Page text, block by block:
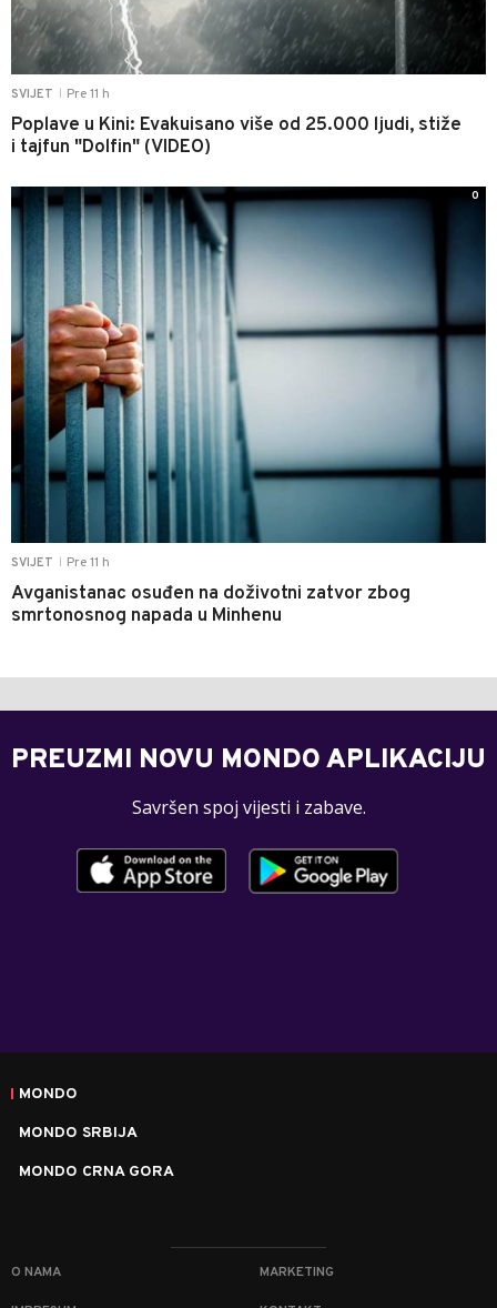
SVIJET Pre 11 h
Poplave u Kini: Evakuisano više od 25.000 ljudi, stiže
i tajfun "Dolfin" (VIDEO)
SVIJET Pre 11 h
Avganistanac osuđen na doživotni zatvor zbog
smrtonosnog napada u Minhenu
0
PREUZMI NOVU MONDO APLIKACIJU
Savršen spoj vijesti i zabave.
MONDO
MONDO SRBIJA
MONDO CRNA GORA
O NAMA MARKETING